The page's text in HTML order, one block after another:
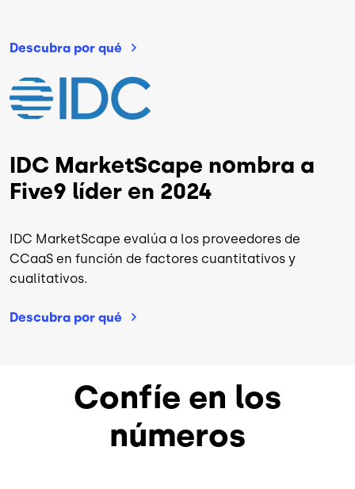
Descubra por qué
Image
IDC MarketScape nombra a
Five9 líder en 2024
IDC MarketScape evalúa a los proveedores de
CCaaS en función de factores cuantitativos y
cualitativos.
Descubra por qué
Confíe en los
números